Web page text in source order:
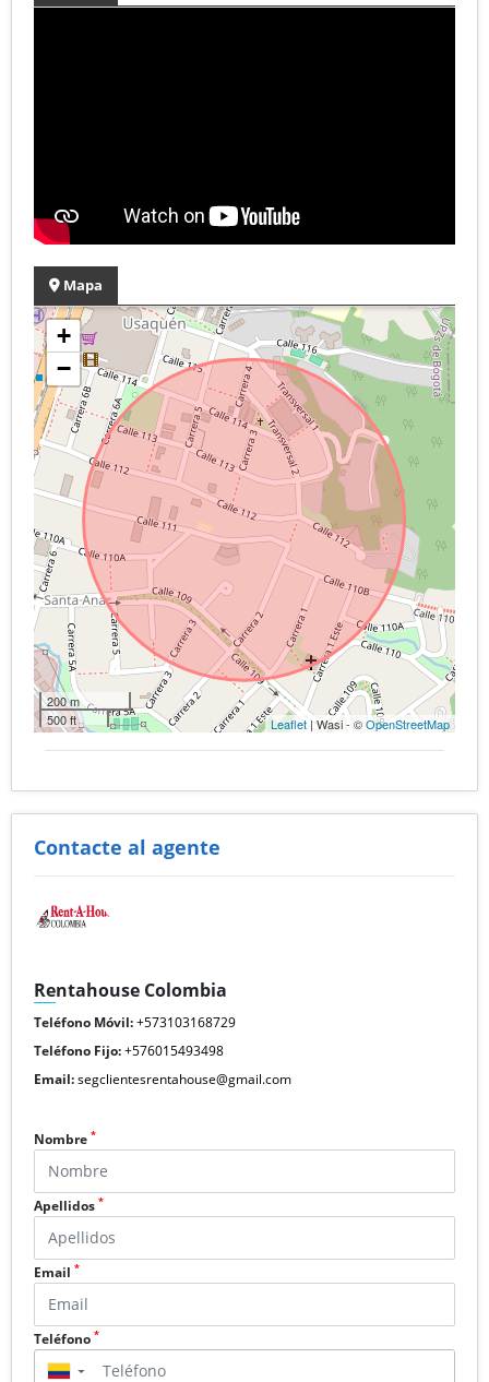
Mapa
+
−
200 m
500 ft
Leaflet| Wasi - ©OpenStreetMap
Contacte al agente
Rentahouse Colombia
Teléfono Móvil:+573103168729
Teléfono Fijo:+576015493498
Email:segclientesrentahouse@gmail.com
Nombre *
Apellidos *
Email *
Teléfono *
▼